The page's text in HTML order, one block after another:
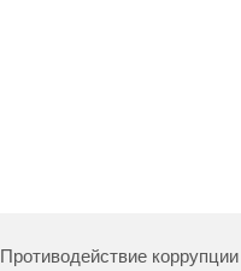
Противодействие коррупции